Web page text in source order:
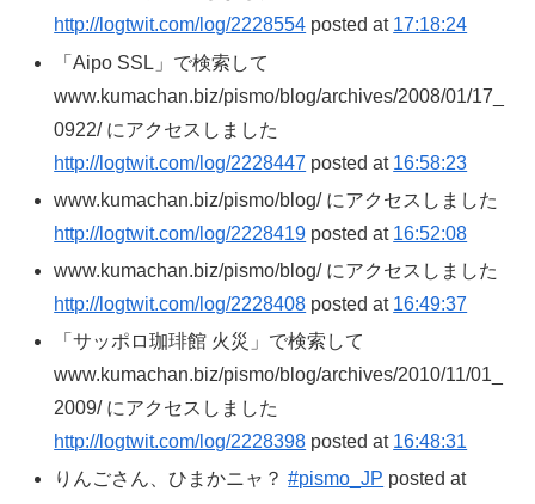
http://logtwit.com/log/2228554 posted at 17:18:24
「Aipo SSL」で検索して
www.kumachan.biz/pismo/blog/archives/2008/01/17_
0922/ にアクセスしました
http://logtwit.com/log/2228447 posted at 16:58:23
www.kumachan.biz/pismo/blog/ にアクセスしました
http://logtwit.com/log/2228419 posted at 16:52:08
www.kumachan.biz/pismo/blog/ にアクセスしました
http://logtwit.com/log/2228408 posted at 16:49:37
「サッポロ珈琲館 火災」で検索して
www.kumachan.biz/pismo/blog/archives/2010/11/01_
2009/ にアクセスしました
http://logtwit.com/log/2228398 posted at 16:48:31
りんごさん、ひまかニャ？#pismo_JP posted at